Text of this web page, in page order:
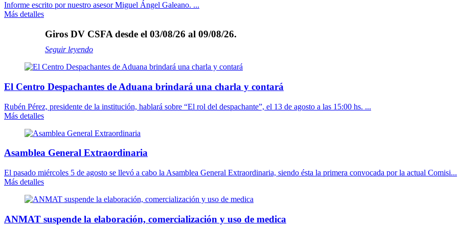
Informe escrito por nuestro asesor Miguel Ángel Galeano. ...
Más detalles
Giros DV CSFA desde el 03/08/26 al 09/08/26.
Seguir leyendo
El Centro Despachantes de Aduana brindará una charla y contará
Rubén Pérez, presidente de la institución, hablará sobre “El rol del despachante”, el 13 de agosto a las 15:00 hs. ...
Más detalles
Asamblea General Extraordinaria
El pasado miércoles 5 de agosto se llevó a cabo la Asamblea General Extraordinaria, siendo ésta la primera convocada por la actual Comisi...
Más detalles
ANMAT suspende la elaboración, comercialización y uso de medica